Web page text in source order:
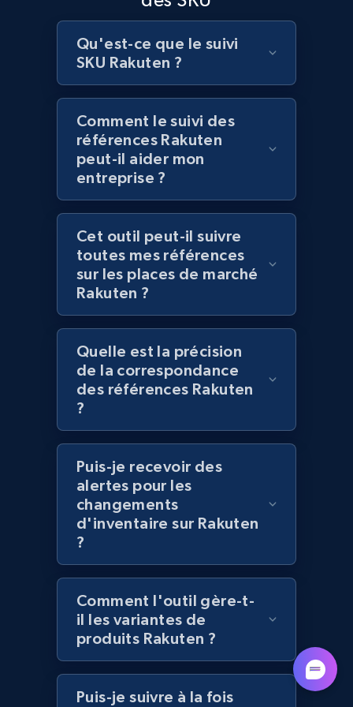
Lowes.com
URL, Domain, Marketplace pn, Sku, Other pn,
Model number, Gtin ean pn, Product name, and
more.
991+ 162+ Commencer
Lowes.com - Gather data on products using
specified keywords
URL, Domain, Marketplace pn, Sku, Other pn,
Model number, Gtin ean pn, Product name, and
Lowes.com - Collect records by category
URL, Domain, Marketplace pn, Sku, Other pn,
Model number, Gtin ean pn, Product name, and
991+ 162+ Commencer
Lazada - Products
URL, Title, Rating, Reviews, Initial price, Final
price, Currency, Stock, and more.
Qu'est-ce que le suivi
SKU Rakuten ?
Comment le suivi des
références Rakuten
peut-il aider mon
entreprise ?
Cet outil peut-il suivre
toutes mes références
sur les places de marché
Rakuten ?
Quelle est la précision
de la correspondance
des références Rakuten
?
Puis-je recevoir des
alertes pour les
changements
d'inventaire sur Rakuten
?
Comment l'outil gère-t-
il les variantes de
produits Rakuten ?
Puis-je suivre à la fois